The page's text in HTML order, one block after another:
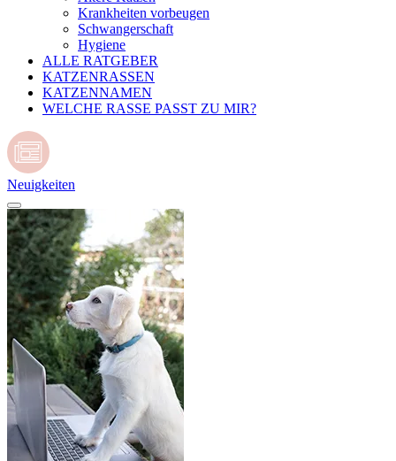
Krankheiten vorbeugen
Schwangerschaft
Hygiene
ALLE RATGEBER
KATZENRASSEN
KATZENNAMEN
WELCHE RASSE PASST ZU MIR?
Neuigkeiten